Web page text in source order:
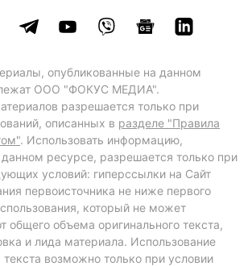
опубликованные на данном
ООО "ФОКУС МЕДИА".
разрешается только при
описанных в разделе "Правила
. Использовать информацию,
ресурсе, разрешается только при
условий: гиперссылки на Сайт
первоисточника не ниже первого
который не может
общего объема оригинального текста,
и лида материала. Использование
возможно только при условии